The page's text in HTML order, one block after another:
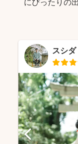
スシ